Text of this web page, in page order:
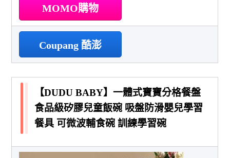
MOMO購物
Coupang 酷澎
【DUDU BABY】一體式寶寶分格餐盤
食品級矽膠兒童飯碗 吸盤防滑嬰兒學習
餐具 可微波輔食碗 訓練學習碗